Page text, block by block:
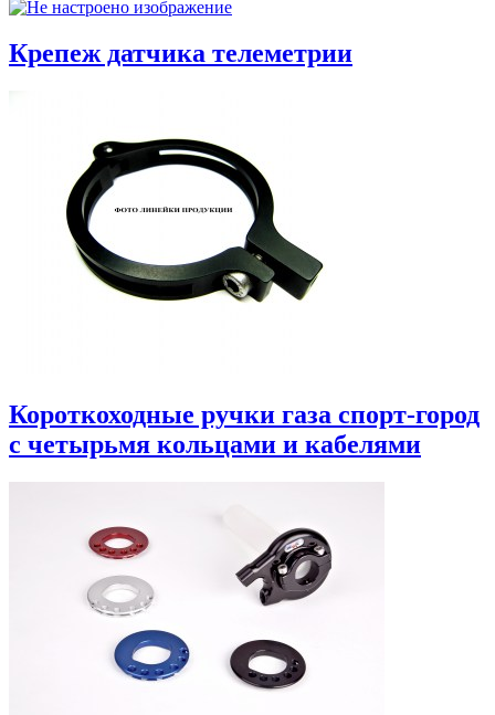
Крепеж датчика телеметрии
Короткоходные ручки газа спорт-город
с четырьмя кольцами и кабелями